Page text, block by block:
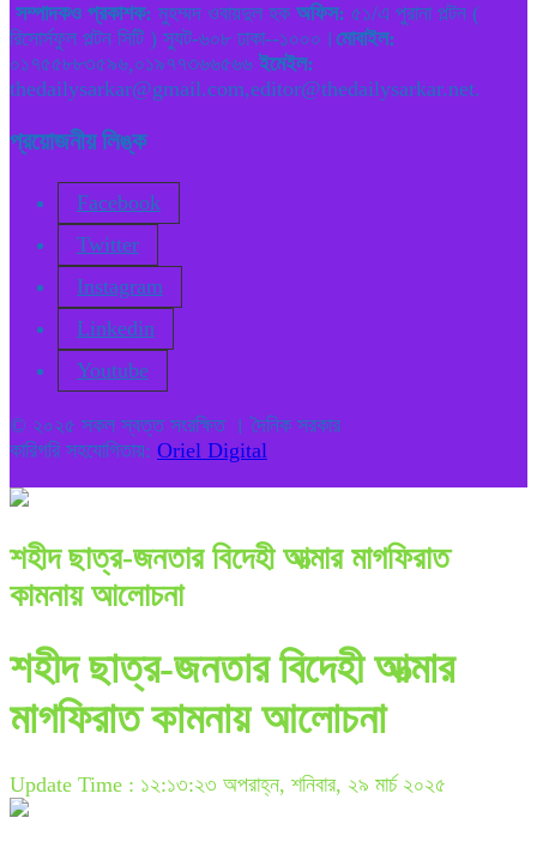
সম্পাদকও প্রকাশক: মুহম্মদ ওবায়দুল হক অফিস: ৫১/এ পুরানা পল্টন (
রিসোর্সফুল পল্টন সিটি ) স্যুট-৬০৮ ঢাকা--১০০০। মোবাইল:
০১৭৫৫৮৮৩৫৯৬,০১৯৭৭৩৬৬৫৬৬ ইমেইল:
thedailysarkar@gmail.com,editor@thedailysarkar.net.
প্রয়োজনীয় লিঙ্ক
Facebook
Twitter
Instagram
Linkedin
Youtube
© ২০২৫ সকল স্বত্ত সংরক্ষিত । দৈনিক সরকার
কারিগরি সহযোগিতায়: Oriel Digital
শহীদ ছাত্র-জনতার বিদেহী আত্মার মাগফিরাত
কামনায় আলোচনা
শহীদ ছাত্র-জনতার বিদেহী আত্মার
মাগফিরাত কামনায় আলোচনা
Update Time : ১২:১৩:২৩ অপরাহ্ন, শনিবার, ২৯ মার্চ ২০২৫